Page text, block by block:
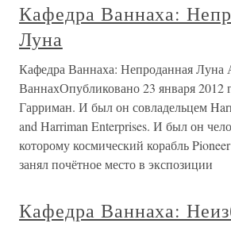
Кафедра Ваннаха:
Луна
Кафедра Ваннаха: Непроданная
ВаннахОпубликовано 23 января 2012
Гарриман. И был он совладельцем
and Harriman Enterprises. И был он
которому космический корабль
занял почётное место в экспозиции
Кафедра Ваннаха: